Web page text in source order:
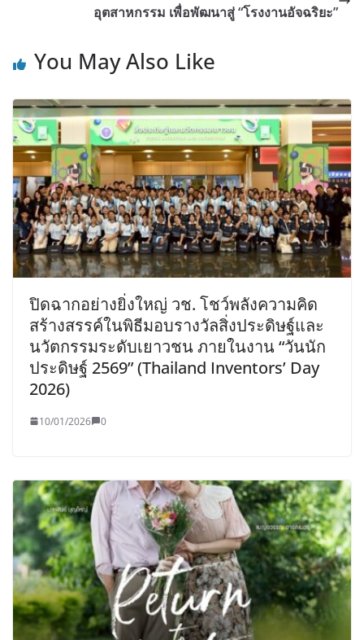
อุตสาหกรรม เพื่อพัฒนาสู่ “โรงงานอัจฉริยะ”
You May Also Like
ปิดฉากอย่างยิ่งใหญ่ วช. โชว์พลังความคิด
สร้างสรรค์ในพิธีมอบรางวัลสิ่งประดิษฐ์และ
นวัตกรรมระดับเยาวชน ภายในงาน “วันนัก
ประดิษฐ์ 2569” (Thailand Inventors’ Day
2026)
10/01/2026 0